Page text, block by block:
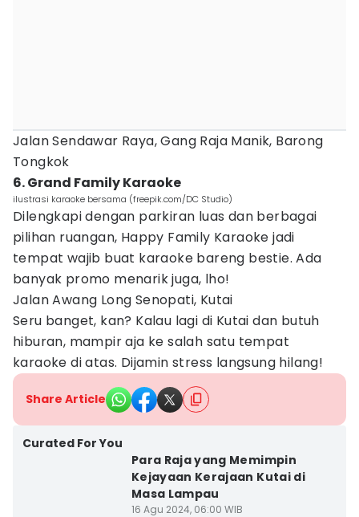
Jalan Sendawar Raya, Gang Raja Manik, Barong
Tongkok
6. Grand Family Karaoke
ilustrasi karaoke bersama (freepik.com/DC Studio)
Dilengkapi dengan parkiran luas dan berbagai
pilihan ruangan, Happy Family Karaoke jadi
tempat wajib buat karaoke bareng bestie. Ada
banyak promo menarik juga, lho!
Jalan Awang Long Senopati, Kutai
Seru banget, kan? Kalau lagi di Kutai dan butuh
hiburan, mampir aja ke salah satu tempat
karaoke di atas. Dijamin stress langsung hilang!
Share Article
Curated For You
Para Raja yang Memimpin
Kejayaan Kerajaan Kutai di
Masa Lampau
16 Agu 2024, 06:00 WIB